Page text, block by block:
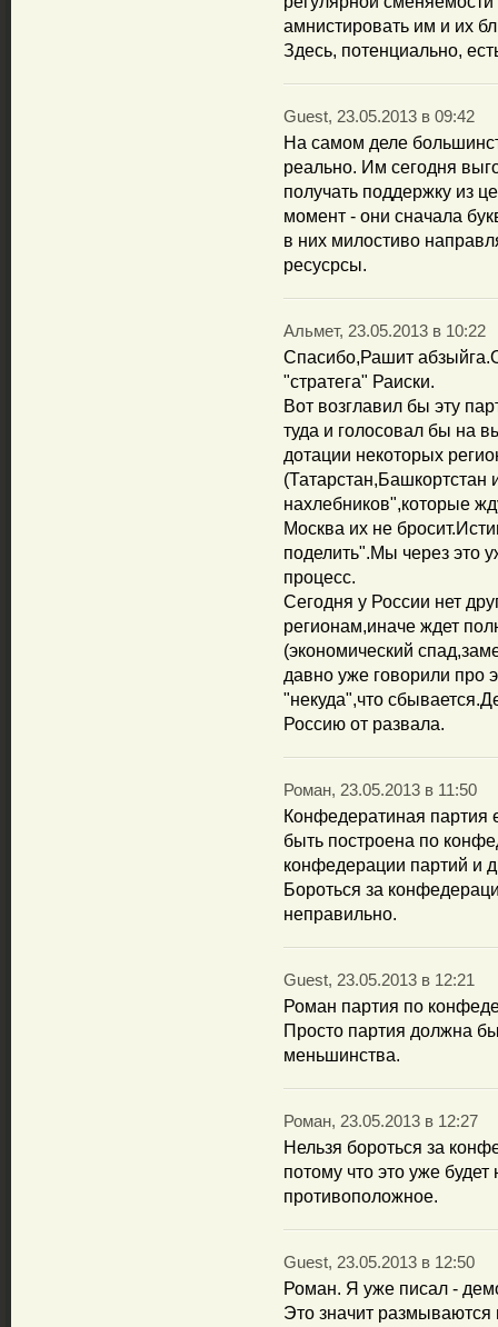
амнистировать им и их
Здесь, потенциально,
Guest, 23.05.2013 в 09:42
На самом деле
реально. Им сегодня
получать поддержку из
момент - они сначала
в них милостиво
ресусрсы.
Альмет, 23.05.2013 в 10:22
Спасибо,Рашит
"стратега" Раиски.
Вот возглавил бы эту
туда и голосовал бы на
дотации некоторых
нахлебников",которые
Москва их не
поделить".Мы через это
процесс.
Сегодня у России нет
регионам,иначе ждет
(экономический
давно уже говорили про
"некуда",что
Россию от развала.
Роман, 23.05.2013 в 11:50
Конфедератиная партия
быть построена по
конфедерации партий и
Бороться за
неправильно.
Guest, 23.05.2013 в 12:21
Роман партия по
Просто партия должна
меньшинства.
Роман, 23.05.2013 в 12:27
Нельзя бороться за
потому что это уже
противоположное.
Guest, 23.05.2013 в 12:50
Роман. Я уже писал -
Это значит